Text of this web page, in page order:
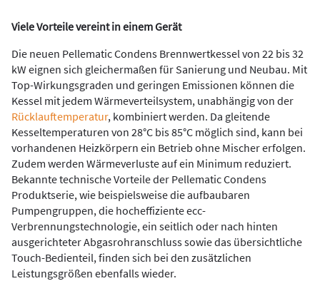
Viele Vorteile vereint in einem Gerät
Die neuen Pellematic Condens Brennwertkessel von 22 bis 32
kW eignen sich gleichermaßen für Sanierung und Neubau. Mit
Top-Wirkungsgraden und geringen Emissionen können die
Kessel mit jedem Wärmeverteilsystem, unabhängig von der
Rücklauftemperatur, kombiniert werden. Da gleitende
Kesseltemperaturen von 28°C bis 85°C möglich sind, kann bei
vorhandenen Heizkörpern ein Betrieb ohne Mischer erfolgen.
Zudem werden Wärmeverluste auf ein Minimum reduziert.
Bekannte technische Vorteile der Pellematic Condens
Produktserie, wie beispielsweise die aufbaubaren
Pumpengruppen, die hocheffiziente ecc-
Verbrennungstechnologie, ein seitlich oder nach hinten
ausgerichteter Abgasrohranschluss sowie das übersichtliche
Touch-Bedienteil, finden sich bei den zusätzlichen
Leistungsgrößen ebenfalls wieder.